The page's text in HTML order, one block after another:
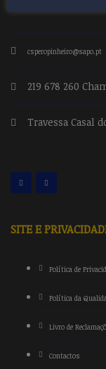
csperopinheiro@sapo.pt
219 678 260
Travessa Casal
SITE E
Política de
Política da
Livro de
Contactos